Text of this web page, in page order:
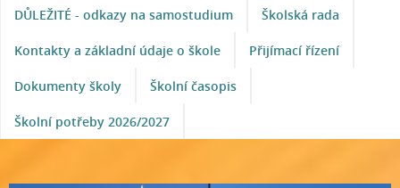
DŮLEŽITÉ - odkazy na samostudium Školská rada
Kontakty a základní údaje o škole Přijímací řízení
Dokumenty školy Školní časopis
Školní potřeby 2026/2027